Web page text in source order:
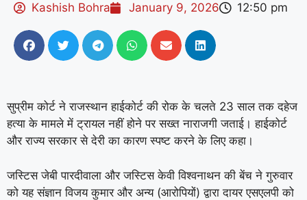
Kashish Bohra January 9, 2026 12:50 pm
सुप्रीम कोर्ट ने राजस्थान हाईकोर्ट की रोक के चलते 23 साल तक दहेज
हत्या के मामले में ट्रायल नहीं होने पर सख्त नाराजगी जताई। हाईकोर्ट
और राज्य सरकार से देरी का कारण स्पष्ट करने के लिए कहा।
जस्टिस जेबी पारदीवाला और जस्टिस केवी विश्वनाथन की बेंच ने गुरुवार
को यह संज्ञान विजय कुमार और अन्य (आरोपियों) द्वारा दायर एसएलपी को